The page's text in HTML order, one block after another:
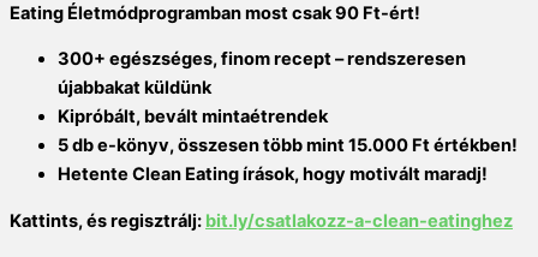
Eating Életmódprogramban most csak 90 Ft-ért!
300+ egészséges, finom recept – rendszeresen
újabbakat küldünk
Kipróbált, bevált mintaétrendek
5 db e-könyv, összesen több mint 15.000 Ft értékben!
Hetente Clean Eating írások, hogy motivált maradj!
Kattints, és regisztrálj: bit.ly/csatlakozz-a-clean-eatinghez